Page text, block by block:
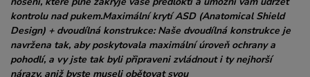
kontrolu nad pukem.Maximální krytí ASD (Anatomical Shield
Design) + dvoudílná konstrukce: Naše dvoudílná konstrukce je
navržena tak, aby poskytovala maximální úroveň ochrany a
pohodlí, a vy jste tak byli připraveni zvládnout i ty nejhorší
nárazy, aniž byste museli obětovat svou